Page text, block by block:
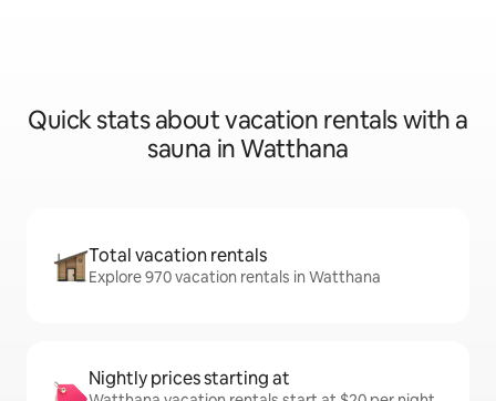
Quick stats about vacation rentals with a
sauna in Watthana
Total vacation rentals
Explore 970 vacation rentals in Watthana
Nightly prices starting at